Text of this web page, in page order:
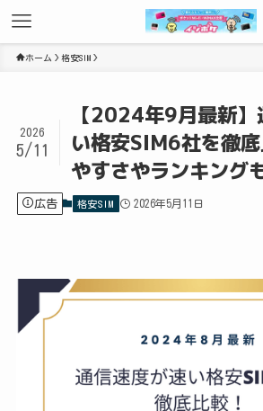
ホーム 格安SIM
【2024年9月最新
い格安SIM6社を徹
やすさやランキング
2026
5/11
広告 格安SIM 2026年5月11日